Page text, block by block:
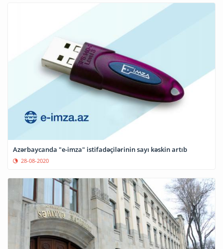
Azərbaycanda "e-imza" istifadəçilərinin sayı kəskin artıb
28-08-2020